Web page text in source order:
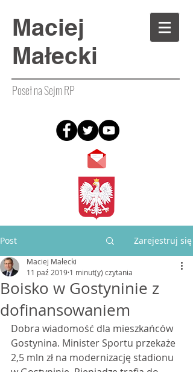
Maciej
Małecki
Poseł na Sejm RP
Post Zarejestruj się
Boisko w Gostyninie z
dofinansowaniem
Maciej Małecki
11 paź 2019 1 minut(y) czytania
Dobra wiadomość dla mieszkańców
Gostynina. Minister Sportu przekaże
2,5 mln zł na modernizację stadionu